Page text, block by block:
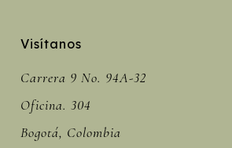
Visítanos
Carrera 9 No. 94A-32
Oficina. 304
Bogotá, Colombia